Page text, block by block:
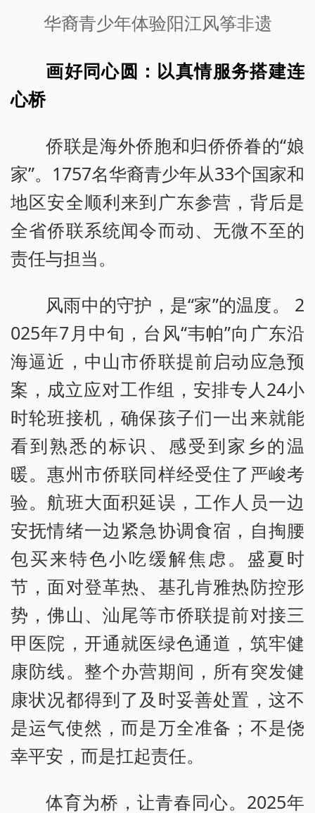
华裔青少年体验阳江风筝非遗
画好同心圆：以真情服务搭建连
心桥
侨联是海外侨胞和归侨侨眷的“娘
家”。1757名华裔青少年从33个国家和
地区安全顺利来到广东参营，背后是
全省侨联系统闻令而动、无微不至的
责任与担当。
风雨中的守护，是“家”的温度。 2
025年7月中旬，台风“韦帕”向广东沿
海逼近，中山市侨联提前启动应急预
案，成立应对工作组，安排专人24小
时轮班接机，确保孩子们一出来就能
看到熟悉的标识、感受到家乡的温
暖。惠州市侨联同样经受住了严峻考
验。航班大面积延误，工作人员一边
安抚情绪一边紧急协调食宿，自掏腰
包买来特色小吃缓解焦虑。盛夏时
节，面对登革热、基孔肯雅热防控形
势，佛山、汕尾等市侨联提前对接三
甲医院，开通就医绿色通道，筑牢健
康防线。整个办营期间，所有突发健
康状况都得到了及时妥善处置，这不
是运气使然，而是万全准备；不是侥
幸平安，而是扛起责任。
体育为桥，让青春同心。2025年